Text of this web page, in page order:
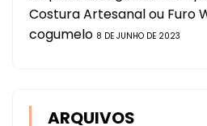
Costura Artesanal ou Furo
cogumelo 8 DE JUNHO DE 2023
ARQUIVOS